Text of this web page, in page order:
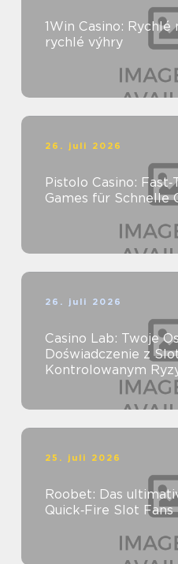
1Win Casino:
rychlé výhry
26. juli 2026
Pistolo Casino:
Games für Schnelle
26. juli 2026
Casino Lab: Twoje
Doświadczenie z
Kontrolowanym
25. juli 2026
Roobet: Das
Quick‑Fire Slot Fans